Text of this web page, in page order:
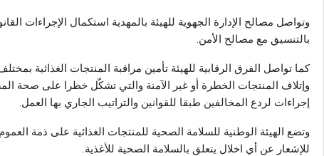
وتواصل مصالح الإدارة الجهوية للهيئة بالمهدية استكمال الإجراءات
بالتنسيق مع مصالح الأمن.
كما تواصل الفرق الرقابية للهيئة تأمين مراقبة المنتجات الغذائية
وإتلاف المنتجات الخطرة أو غير الآمنة والتي تشكّل خطرا على صحة
إجراءات لردع المخالفين طبقا للقوانين والتراتيب الجاري بها العمل.
للإشعار عن أي اخلال يتعلق بالسلامة الصحية للأغذية.